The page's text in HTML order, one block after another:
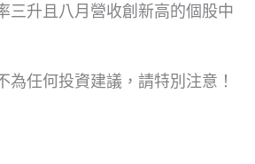
三升且八月營收創新高的個股中
為任何投資建議，請特別注意！